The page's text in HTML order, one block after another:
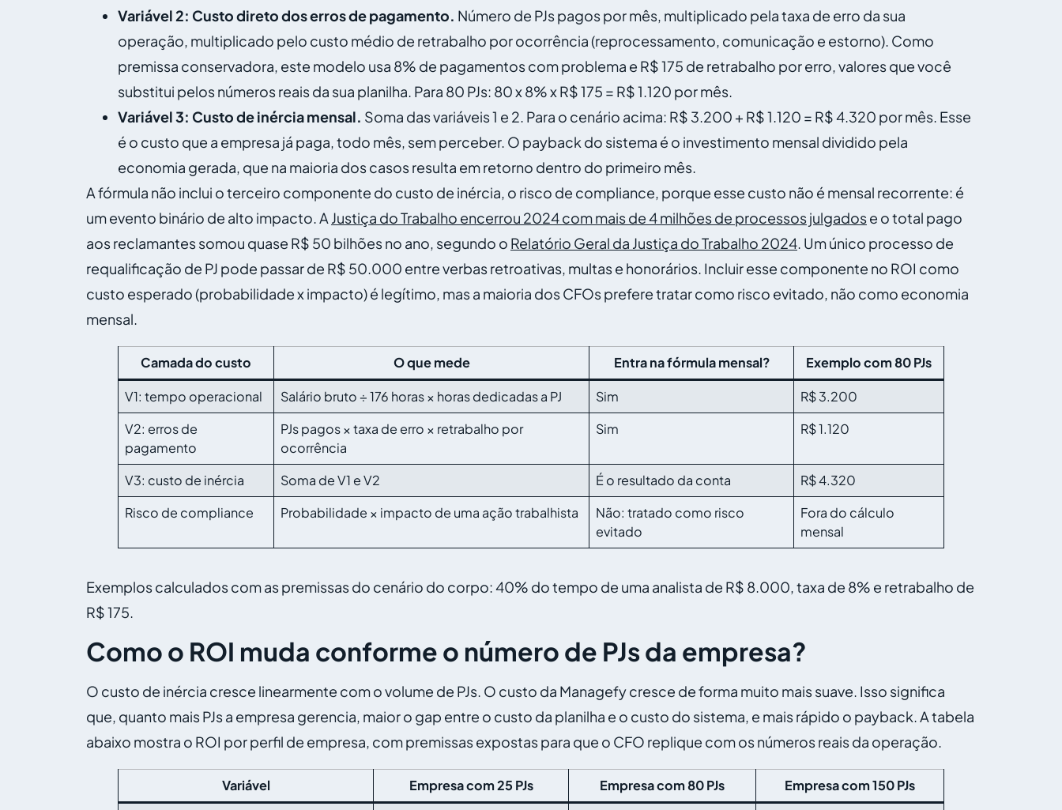
Variável 2: Custo direto dos erros de pagamento. Número de PJs pagos por mês, multiplicado pela taxa de erro da sua
operação, multiplicado pelo custo médio de retrabalho por ocorrência (reprocessamento, comunicação e estorno). Como
premissa conservadora, este modelo usa 8% de pagamentos com problema e R$ 175 de retrabalho por erro, valores que você
substitui pelos números reais da sua planilha. Para 80 PJs: 80 x 8% x R$ 175 = R$ 1.120 por mês.
Variável 3: Custo de inércia mensal. Soma das variáveis 1 e 2. Para o cenário acima: R$ 3.200 + R$ 1.120 = R$ 4.320 por mês. Esse
é o custo que a empresa já paga, todo mês, sem perceber. O payback do sistema é o investimento mensal dividido pela
economia gerada, que na maioria dos casos resulta em retorno dentro do primeiro mês.
A fórmula não inclui o terceiro componente do custo de inércia, o risco de compliance, porque esse custo não é mensal recorrente: é
um evento binário de alto impacto. A Justiça do Trabalho encerrou 2024 com mais de 4 milhões de processos julgadose o total pago
aos reclamantes somou quase R$ 50 bilhões no ano, segundo o Relatório Geral da Justiça do Trabalho 2024. Um único processo de
requalificação de PJ pode passar de R$ 50.000 entre verbas retroativas, multas e honorários. Incluir esse componente no ROI como
custo esperado (probabilidade x impacto) é legítimo, mas a maioria dos CFOs prefere tratar como risco evitado, não como economia
mensal.
Camada do custo O que mede Entra na fórmula mensal? Exemplo com 80 PJs
V1: tempo operacional Salário bruto ÷ 176 horas × horas dedicadas a PJ Sim
R$ 3.200
V2: erros de
pagamento
PJs pagos × taxa de erro × retrabalho por
ocorrência
Sim R$ 1.120
V3: custo de inércia Soma de V1 e V2 É o resultado da conta
R$ 4.320
Risco de compliance
Probabilidade × impacto de uma ação trabalhista
Não: tratado como risco
evitado
Fora do cálculo
mensal
Exemplos calculados com as premissas do cenário do corpo: 40% do tempo de uma analista de R$ 8.000, taxa de 8% e retrabalho de
R$ 175.
Como o ROI muda conforme o número de PJs da empresa?
O custo de inércia cresce linearmente com o volume de PJs. O custo da Managefy cresce de forma muito mais suave. Isso significa
que, quanto mais PJs a empresa gerencia, maior o gap entre o custo da planilha e o custo do sistema, e mais rápido o payback. A tabela
abaixo mostra o ROI por perfil de empresa, com premissas expostas para que o CFO replique com os números reais da operação.
Variável Empresa com 25 PJs Empresa com 80 PJs Empresa com 150 PJs